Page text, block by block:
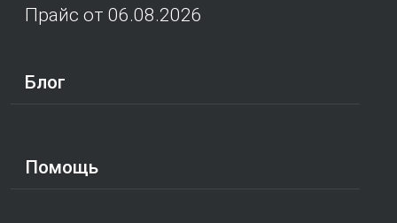
Прайс от 06.08.2026
Блог
Помощь